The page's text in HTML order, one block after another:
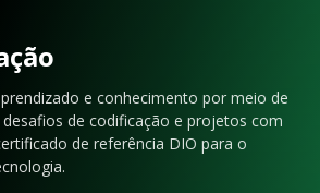
e conhecimento por meio de
de codificação e projetos com
de referência DIO para o